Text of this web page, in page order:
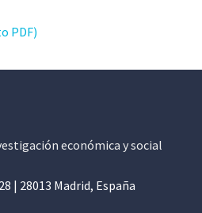
PDF)
económica y social
| 28013 Madrid, España